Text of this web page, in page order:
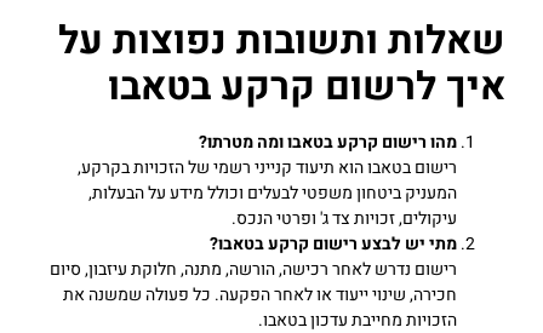
שאלות ותשובות נפוצות על
איך לרשום קרקע בטאבו
מהו רישום קרקע בטאבו ומה מטרתו?
רישום בטאבו הוא תיעוד קנייני רשמי של הזכויות בקרקע,
המעניק ביטחון משפטי לבעלים וכולל מידע על הבעלות,
עיקולים, זכויות צד ג' ופרטי הנכס.
מתי יש לבצע רישום קרקע בטאבו?
רישום נדרש לאחר רכישה, הורשה, מתנה, חלוקת עיזבון, סיום
חכירה, שינוי ייעוד או לאחר הפקעה. כל פעולה שמשנה את
הזכויות מחייבת עדכון בטאבו.